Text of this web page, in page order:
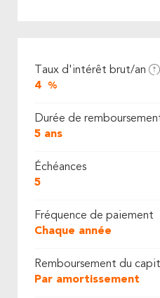
Taux d'intérêt brut/an
4 %
Durée de
5 ans
Échéances
5
Fréquence de paiement
Chaque année
Remboursement du
Par amortissement